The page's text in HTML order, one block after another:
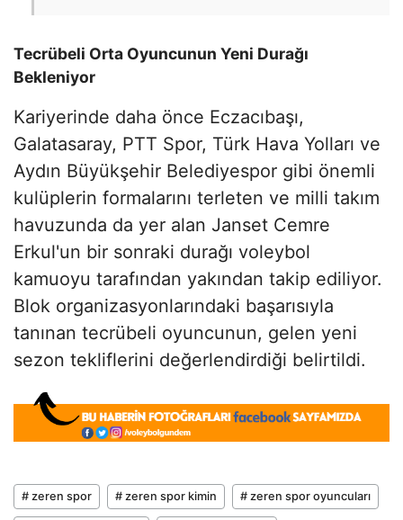
Tecrübeli Orta Oyuncunun Yeni Durağı
Bekleniyor
Kariyerinde daha önce Eczacıbaşı,
Galatasaray, PTT Spor, Türk Hava Yolları ve
Aydın Büyükşehir Belediyespor gibi önemli
kulüplerin formalarını terleten ve milli takım
havuzunda da yer alan Janset Cemre
Erkul'un bir sonraki durağı voleybol
kamuoyu tarafından yakından takip ediliyor.
Blok organizasyonlarındaki başarısıyla
tanınan tecrübeli oyuncunun, gelen yeni
sezon tekliflerini değerlendirdiği belirtildi.
# zeren spor # zeren spor kimin # zeren spor oyuncuları